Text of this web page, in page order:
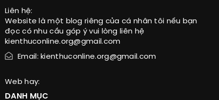
Liên hệ:
Website là một blog riêng của cá nhân tôi nếu bạn
đọc có nhu cầu góp ý vui lòng liên hệ
kienthuconline.org@gmail.com
Email: kienthuconline.org@gmail.com
Web hay:
DANH MỤC